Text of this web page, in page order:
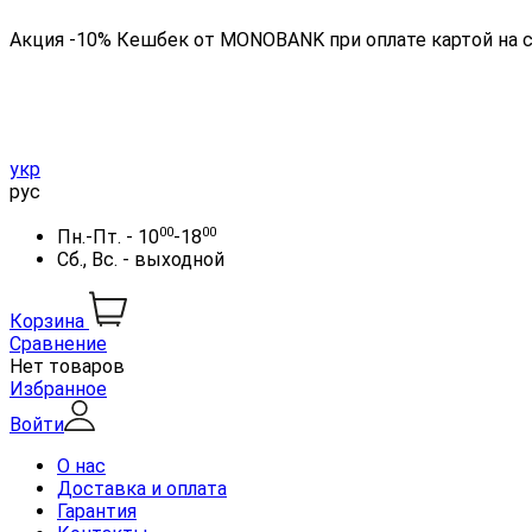
Акция -10% Кешбек от MONOBANK при оплате картой на
укр
рус
Пн.-Пт. - 1000-1800
Сб., Вс. - выходной
Корзина
Сравнение
Нет товаров
Избранное
Войти
О нас
Доставка и оплата
Гарантия